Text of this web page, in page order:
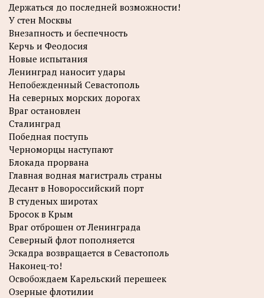
Держаться до последней возможности!
У стен Москвы
Внезапность и беспечность
Керчь и Феодосия
Новые испытания
Ленинград наносит удары
Непобежденный Севастополь
На северных морских дорогах
Враг остановлен
Сталинград
Победная поступь
Черноморцы наступают
Блокада прорвана
Главная водная магистраль страны
Десант в Новороссийский порт
В студеных широтах
Бросок в Крым
Враг отброшен от Ленинграда
Северный флот пополняется
Эскадра возвращается в Севастополь
Наконец-то!
Освобождаем Карельский перешеек
Озерные флотилии